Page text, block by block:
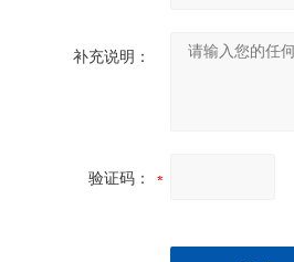
补充说明：
验证码：